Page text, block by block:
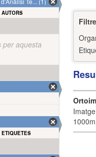
AUTORS
per aquesta
ETIQUETES